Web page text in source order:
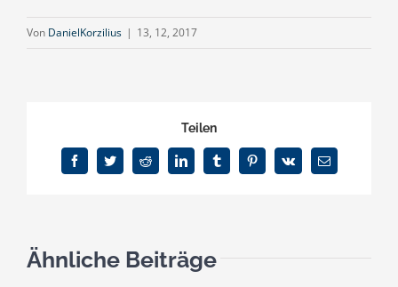
Von DanielKorzilius | 13, 12, 2017
Teilen
FacebookTwitterReddit LinkedInTumblrPinterest
Vk
E-
Mail
Ähnliche Beiträge